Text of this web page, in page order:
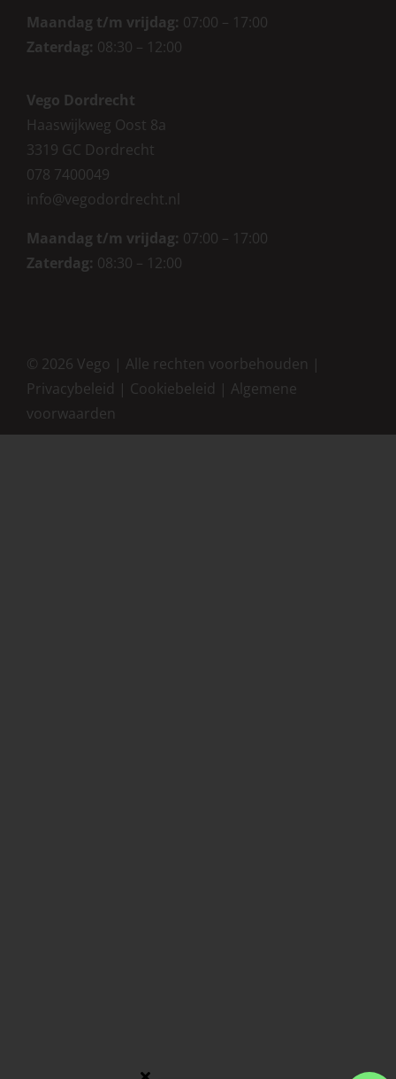
Maandag t/m vrijdag: 07:00 – 17:00
Zaterdag: 08:30 – 12:00
Vego Dordrecht
Haaswijkweg Oost 8a
3319 GC Dordrecht
078 7400049
info@vegodordrecht.nl
Maandag t/m vrijdag: 07:00 – 17:00
Zaterdag: 08:30 – 12:00
© 2026 Vego | Alle rechten voorbehouden |
Privacybeleid | Cookiebeleid | Algemene
voorwaarden